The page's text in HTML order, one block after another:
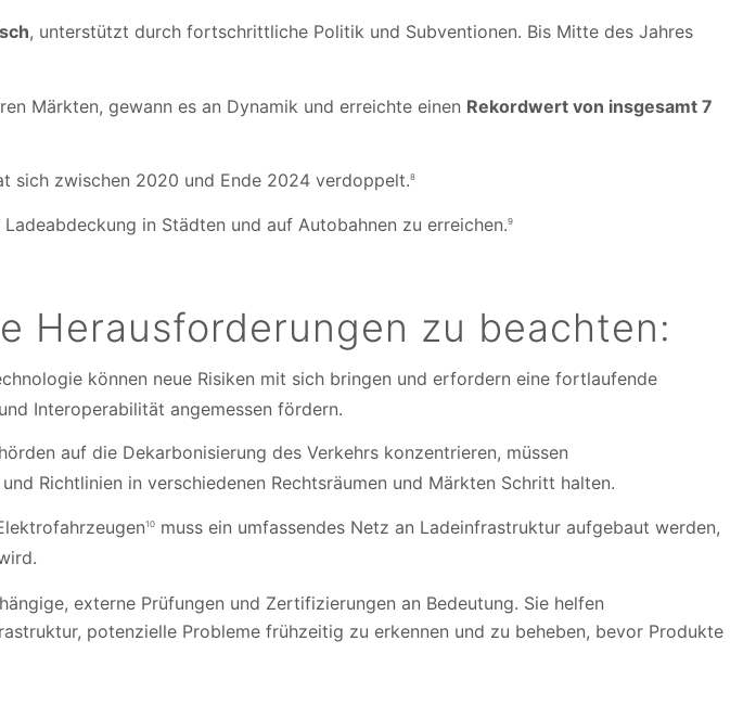
, unterstützt durch fortschrittliche Politik und Subventionen. Bis Mitte des Jahres
Märkten, gewann es an Dynamik und erreichte einen Rekordwert von insgesamt 7
sich zwischen 2020 und Ende 2024 verdoppelt.8
in Städten und auf Autobahnen zu erreichen.9
Herausforderungen zu beachten:
können neue Risiken mit sich bringen und erfordern eine fortlaufende
Interoperabilität angemessen fördern.
auf die Dekarbonisierung des Verkehrs konzentrieren, müssen
Richtlinien in verschiedenen Rechtsräumen und Märkten Schritt halten.
10 muss ein umfassendes Netz an Ladeinfrastruktur aufgebaut werden,
externe Prüfungen und Zertifizierungen an Bedeutung. Sie helfen
potenzielle Probleme frühzeitig zu erkennen und zu beheben, bevor Produkte